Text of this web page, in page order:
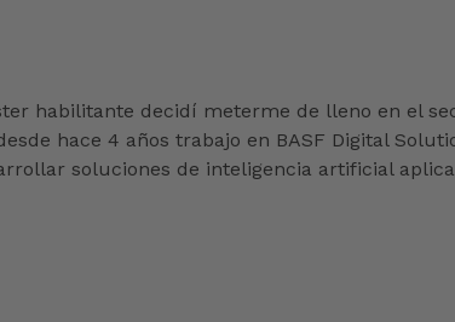
habilitante decidí meterme de lleno en el
hace 4 años trabajo en BASF Digital
soluciones de inteligencia artificial